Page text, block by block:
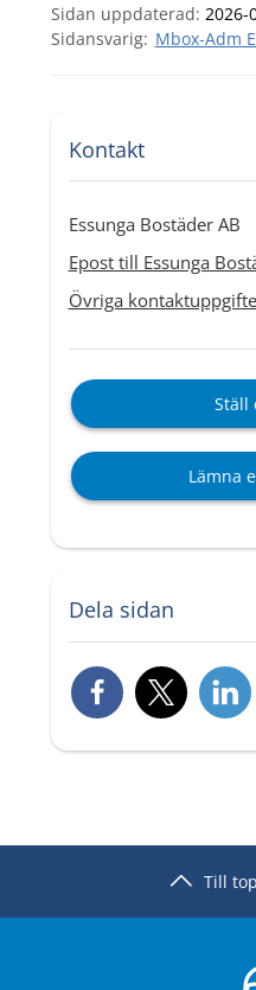
Sidan uppdaterad: 2026-
Mbox-Adm
Kontakt
Essunga Bostäder AB
Epost till Essunga
Övriga
Ställ
Lämna
Dela sidan
Till